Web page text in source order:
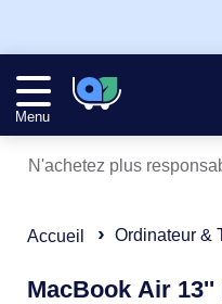
Menu
Accueil Ordinateur &
MacBook Air 13''